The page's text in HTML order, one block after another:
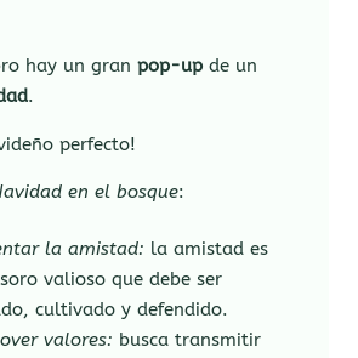
hay un granpop-up de un
.
perfecto!
en el bosque:
la amistad: la amistad es
valioso que debe ser
cultivado y defendido.
valores: busca transmitir